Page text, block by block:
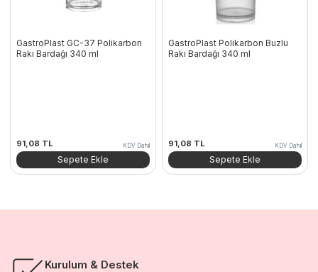
GastroPlast GC-37 Polikarbon
Rakı Bardağı 340 ml
91,08 TL KDV Dahil
Sepete Ekle
GastroPlast Polikarbon Buzlu
Rakı Bardağı 340 ml
91,08 TL KDV Dahil
Sepete Ekle
Kurulum & Destek